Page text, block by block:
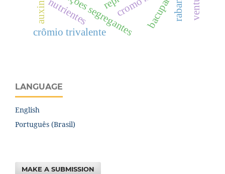
crômio trivalente
bacupari
auxinasnutrientes
LANGUAGE
English
Português (Brasil)
MAKE A SUBMISSION